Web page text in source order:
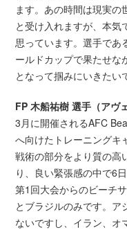
ます。あの時間は現実の
と受け入れますが、本気
思っています。選手であ
ールドカップで果たせな
となって掴みにいきたい
FP 木船祐樹 選手（アヴ
3月に開催されるAFC
へ向けたトレーニングキ
戦術の部分をより質の高
り、良い緊張感の中で6
第1回大会からのビーチ
とブラジルのみです。ア
ないですし、イラン、オ